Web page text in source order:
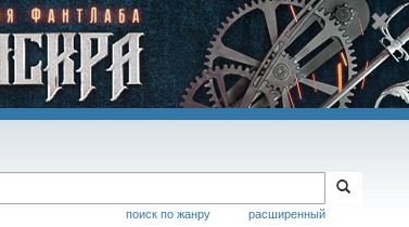
расширенный
поиск по жанру